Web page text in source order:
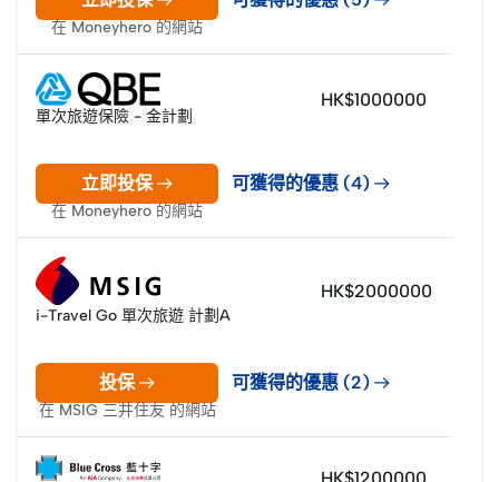
在 Moneyhero 的網站
單次旅遊保險 - 金計劃
HK$1000000
可獲得的優惠 (4)
立即投保
在 Moneyhero 的網站
i-Travel Go 單次旅遊 計劃A
HK$2000000
可獲得的優惠 (2)
投保
在 MSIG 三井住友 的網站